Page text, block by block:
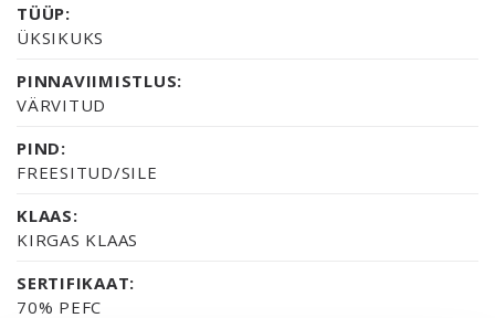
TÜÜP:
ÜKSIKUKS
PINNAVIIMISTLUS:
VÄRVITUD
PIND:
FREESITUD/SILE
KLAAS:
KIRGAS KLAAS
SERTIFIKAAT:
70% PEFC